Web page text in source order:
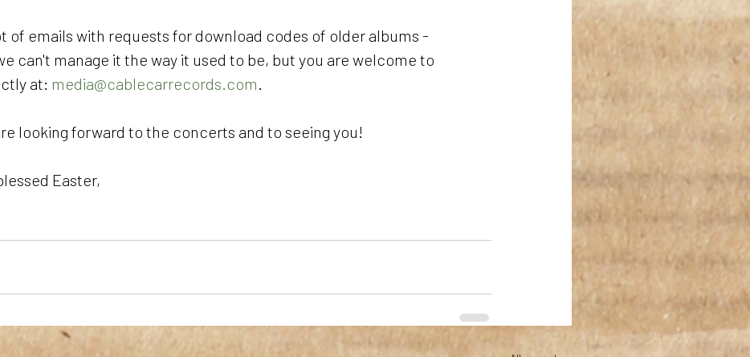
of emails with requests for download codes of older albums -
can't manage it the way it used to be, but you are welcome to
at: media@cablecarrecords.com.
looking forward to the concerts and to seeing you!
Easter,